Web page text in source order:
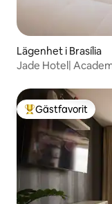
Lägenhet i Brasília
Jade Hotel|
Populär gästfavorit
Gästfavorit